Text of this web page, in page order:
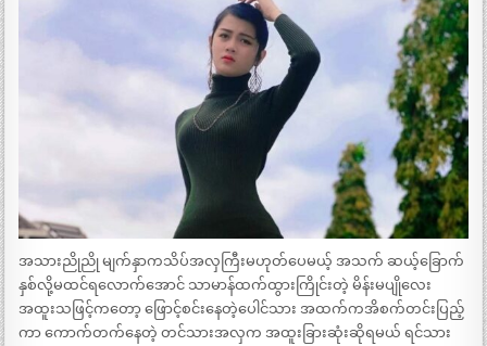
အသားညိုညို မျက်နှာကသိပ်အလှကြီးမဟုတ်ပေမယ့် အသက် ဆယ့်ခြောက်
နှစ်လို့မထင်ရလောက်အောင် သာမာန်ထက်ထွားကြိုင်းတဲ့ မိန်းမပျိုလေး
အထူးသဖြင့်ကတော့ ဖြောင့်စင်းနေတဲ့ပေါင်သား အထက်ကအိစက်တင်းပြည့်
ကာ ကောက်တက်နေတဲ့ တင်သားအလှက အထူးခြားဆုံးဆိုရမယ် ရင်သား